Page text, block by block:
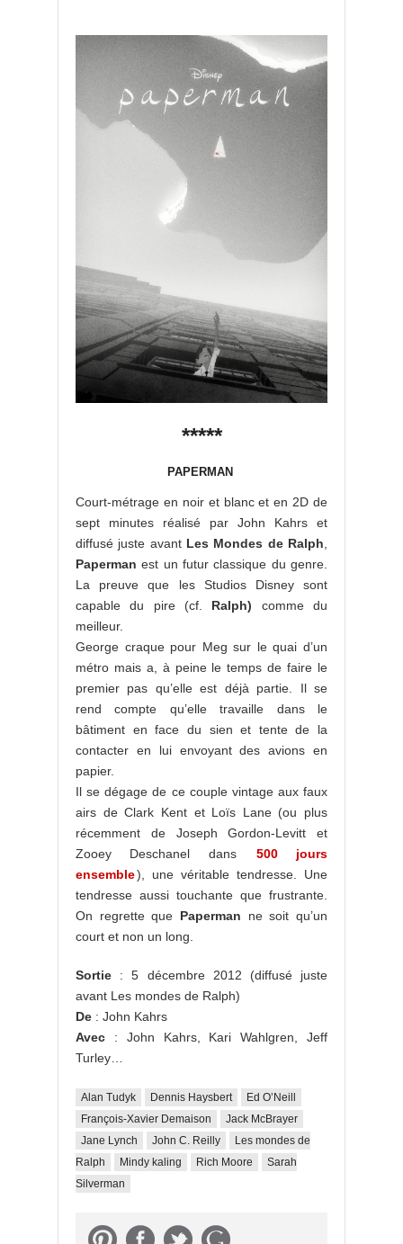
*****
PAPERMAN
Court-métrage en noir et blanc et en 2D de
sept minutes réalisé par John Kahrs et
diffusé juste avant Les Mondes de Ralph
Paperman est un futur classique du genre.
La preuve que les Studios Disney sont
capable du pire (cf. Ralph) comme du
meilleur.
George craque pour Meg sur le quai d’un
métro mais a, à peine le temps de faire le
premier pas qu’elle est déjà partie. Il se
rend compte qu’elle travaille dans le
bâtiment en face du sien et tente de la
contacter en lui envoyant des avions en
papier.
Il se dégage de ce couple vintage aux faux
airs de Clark Kent et Loïs Lane (ou plus
récemment de Joseph Gordon-Levitt et
Zooey Deschanel dans
500 jours
ensemble), une véritable tendresse. Une
tendresse aussi touchante que frustrante.
On regrette que Paperman ne soit qu’un
court et non un long.
Sortie : 5 décembre 2012 (diffusé juste
avant Les mondes de Ralph)
De : John Kahrs
Avec : John Kahrs, Kari Wahlgren, Jeff
Turley…
Alan Tudyk Dennis Haysbert
Ed O’Neill
François-Xavier Demaison
Jack McBrayer
Jane Lynch
John C. Reilly
Les mondes de
Ralph
Mindy kaling Rich Moore
Sarah
Silverman